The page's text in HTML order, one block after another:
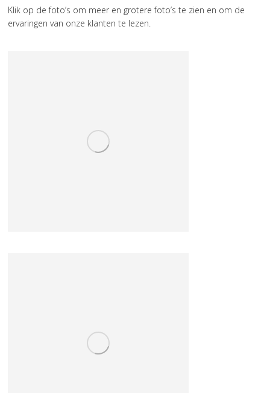
Klik op de foto’s om meer en grotere foto’s te zien en om de
ervaringen van onze klanten te lezen.